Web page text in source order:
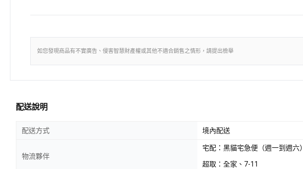
如您發現商品有不實廣告、侵害智慧財產權或其他不適合銷售之情形，請提出檢舉
配送說明
配送方式 境內配送
物流夥伴
宅配：黑貓宅急便（週一到週六）
超取：全家、7-11